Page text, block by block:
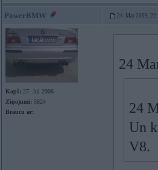
PowerBMW 24. Mar 2009,
Kopš: 27. Jul 2006
Ziņojumi: 5824
Braucu ar:
24
24
Un
V8.